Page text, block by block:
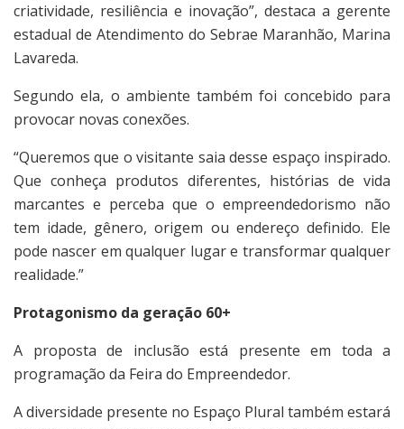
criatividade, resiliência e inovação”, destaca a gerente
estadual de Atendimento do Sebrae Maranhão, Marina
Lavareda.
Segundo ela, o ambiente também foi concebido para
provocar novas conexões.
“Queremos que o visitante saia desse espaço inspirado.
Que conheça produtos diferentes, histórias de vida
marcantes e perceba que o empreendedorismo não
tem idade, gênero, origem ou endereço definido. Ele
pode nascer em qualquer lugar e transformar qualquer
realidade.”
Protagonismo da geração 60+
A proposta de inclusão está presente em toda a
programação da Feira do Empreendedor.
A diversidade presente no Espaço Plural também estará